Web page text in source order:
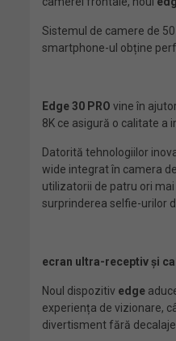
Sistemul de camere de
smartphone-ul obține
Edge 30 PRO vine în
8K ce asigură o calitate a
Datorită tehnologiilor
wide integrat în camera
utilizatorii de patru ori
surprinderea selfie-urilor
ecran ultra-receptiv și
Noul dispozitiv edge
experiența de vizionare,
divertisment fără decalaje.